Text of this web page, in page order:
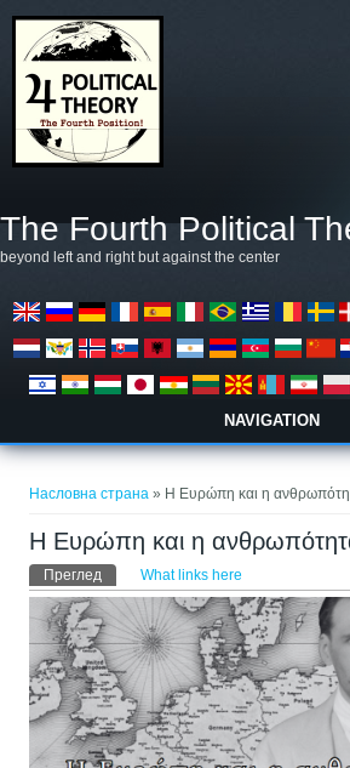
The Fourth Political
beyond left and right but against the center
NAVIGATION
Насловна страна » Η Ευρώπη και η
Η Ευρώπη και η
Примарни табови
Преглед (active tab)What links here